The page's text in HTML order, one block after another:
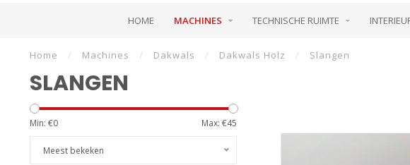
HOME MACHINES TECHNISCHE RUIMTE
Home / Machines / Dakwals / Dakwals Holz / Slangen
SLANGEN
Min: €0 Max: €45
Meest bekeken